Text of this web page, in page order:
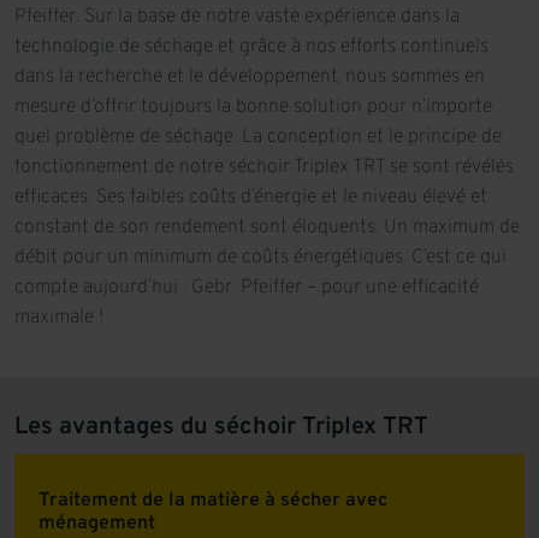
Pfeiffer. Sur la base de notre vaste expérience dans la
technologie de séchage et grâce à nos efforts continuels
dans la recherche et le développement, nous sommes en
mesure d’offrir toujours la bonne solution pour n’importe
quel problème de séchage. La conception et le principe de
fonctionnement de notre séchoir Triplex TRT se sont révélés
efficaces. Ses faibles coûts d’énergie et le niveau élevé et
constant de son rendement sont éloquents. Un maximum de
débit pour un minimum de coûts énergétiques. C’est ce qui
compte aujourd’hui : Gebr. Pfeiffer – pour une efficacité
maximale !
Les avantages du séchoir Triplex TRT
Traitement de la matière à sécher avec
ménagement